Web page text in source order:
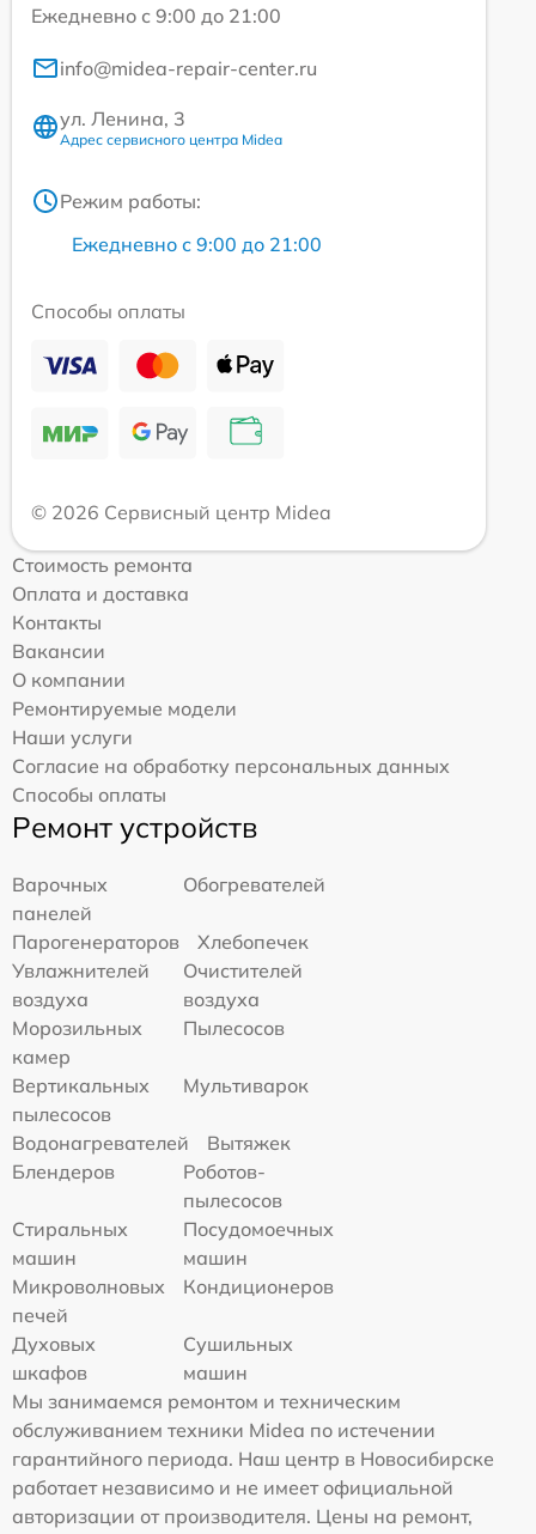
Ежедневно с 9:00 до 21:00
info@midea-repair-center.ru
ул. Ленина, 3
Адрес сервисного центра Midea
Режим работы:
Ежедневно с 9:00 до 21:00
Способы оплаты
© 2026 Сервисный центр Midea
Стоимость ремонта
Оплата и доставка
Контакты
Вакансии
О компании
Ремонтируемые модели
Наши услуги
Согласие на обработку персональных данных
Способы оплаты
Ремонт устройств
Варочных
панелей
Обогревателей
Парогенераторов
Хлебопечек
Увлажнителей
воздуха
Очистителей
воздуха
Морозильных
камер
Пылесосов
Вертикальных
пылесосов
Мультиварок
Водонагревателей
Вытяжек
Блендеров
Роботов-
пылесосов
Стиральных
машин
Посудомоечных
машин
Микроволновых
печей
Кондиционеров
Духовых
шкафов
Сушильных
машин
Мы занимаемся ремонтом и техническим
обслуживанием техники Midea по истечении
гарантийного периода. Наш центр в Новосибирске
работает независимо и не имеет официальной
авторизации от производителя. Цены на ремонт,